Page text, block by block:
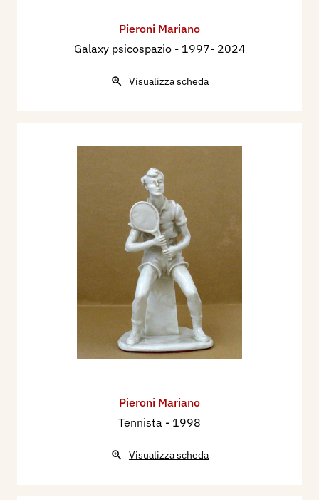
Pieroni Mariano
Galaxy psicospazio - 1997- 2024
Visualizza scheda
Pieroni Mariano
Tennista - 1998
Visualizza scheda